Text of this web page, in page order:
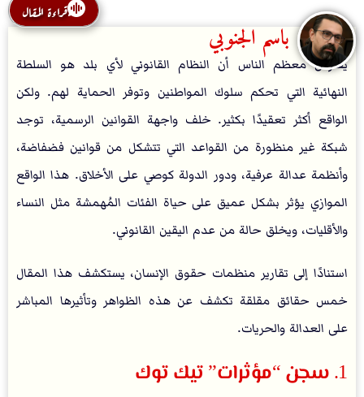
قراءة المقال
باسم الجنوبي
يفترض معظم الناس أن النظام القانوني لأي بلد هو السلطة
النهائية التي تحكم سلوك المواطنين وتوفر الحماية لهم. ولكن
الواقع أكثر تعقيدًا بكثير. خلف واجهة القوانين الرسمية، توجد
شبكة غير منظورة من القواعد التي تتشكل من قوانين فضفاضة،
وأنظمة عدالة عرفية، ودور الدولة كوصي على الأخلاق. هذا الواقع
الموازي يؤثر بشكل عميق على حياة الفئات المُهمشة مثل النساء
والأقليات، ويخلق حالة من عدم اليقين القانوني.
استنادًا إلى تقارير منظمات حقوق الإنسان، يستكشف هذا المقال
خمس حقائق مقلقة تكشف عن هذه الظواهر وتأثيرها المباشر
على العدالة والحريات.
1. سجن “مؤثرات” تيك توك